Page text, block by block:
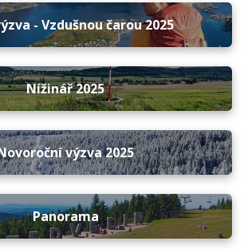
- Vzdušnou čarou 2025
Nížinář 2025
výzva 2025
Panorama